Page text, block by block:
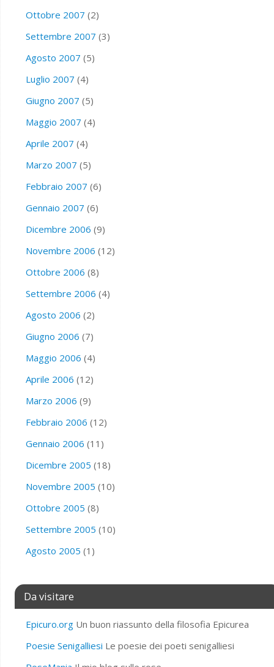
Ottobre 2007 (2)
Settembre 2007 (3)
Agosto 2007 (5)
Luglio 2007 (4)
Giugno 2007 (5)
Maggio 2007 (4)
Aprile 2007 (4)
Marzo 2007 (5)
Febbraio 2007 (6)
Gennaio 2007 (6)
Dicembre 2006 (9)
Novembre 2006 (12)
Ottobre 2006 (8)
Settembre 2006 (4)
Agosto 2006 (2)
Giugno 2006 (7)
Maggio 2006 (4)
Aprile 2006 (12)
Marzo 2006 (9)
Febbraio 2006 (12)
Gennaio 2006 (11)
Dicembre 2005 (18)
Novembre 2005 (10)
Ottobre 2005 (8)
Settembre 2005 (10)
Agosto 2005 (1)
Da visitare
Epicuro.orgUn buon riassunto della filosofia Epicurea
Poesie Senigalliesi Le poesie dei poeti senigalliesi